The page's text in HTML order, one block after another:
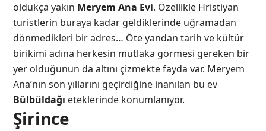
oldukça yakın Meryem Ana Evi. Özellikle Hristiyan
turistlerin buraya kadar geldiklerinde uğramadan
dönmedikleri bir adres… Öte yandan tarih ve kültür
birikimi adına herkesin mutlaka görmesi gereken bir
yer olduğunun da altını çizmekte fayda var. Meryem
Ana’nın son yıllarını geçirdiğine inanılan bu ev
Bülbüldağı eteklerinde konumlanıyor.
Şirince